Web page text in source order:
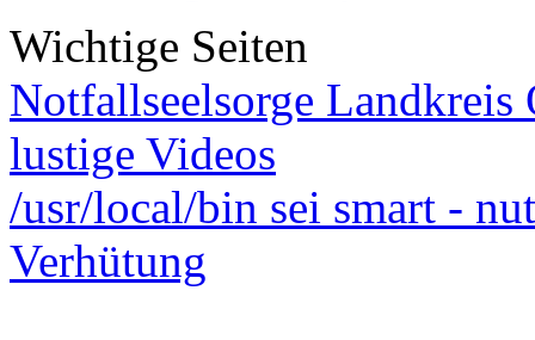
Wichtige Seiten
Notfallseelsorge Landkreis
lustige Videos
/usr/local/bin sei smart -
Verhütung